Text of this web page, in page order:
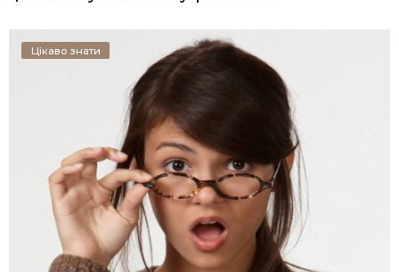
Цікаво знати